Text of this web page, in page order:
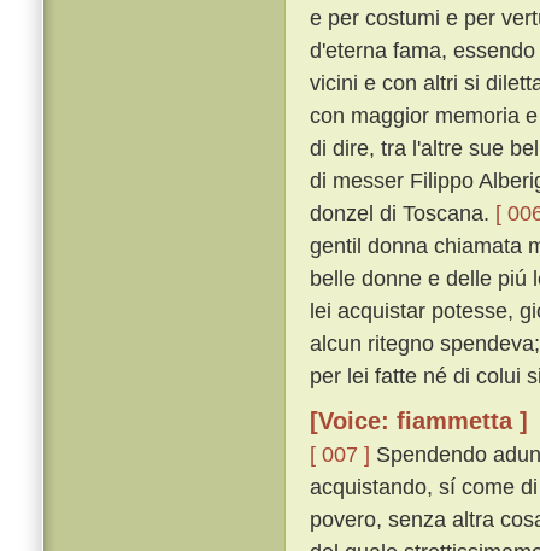
e per costumi e per
d'eterna fama,
vicini e con altri si
con maggior memoria
di dire, tra l'altre sue
di messer Filippo
donzel di Toscana. [
gentil donna chiamata
belle donne e delle piú
lei acquistar potesse,
alcun ritegno
per lei fatte né di colui
[Voice: fiammetta ]
[ 007 ] Spendendo
acquistando, sí come
povero, senza altra